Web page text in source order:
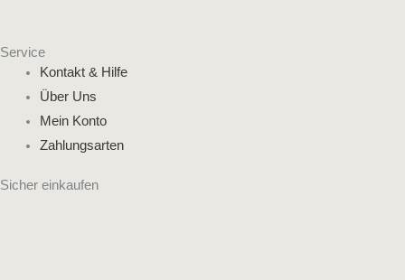
Service
Kontakt & Hilfe
Über Uns
Mein Konto
Zahlungsarten
Sicher einkaufen